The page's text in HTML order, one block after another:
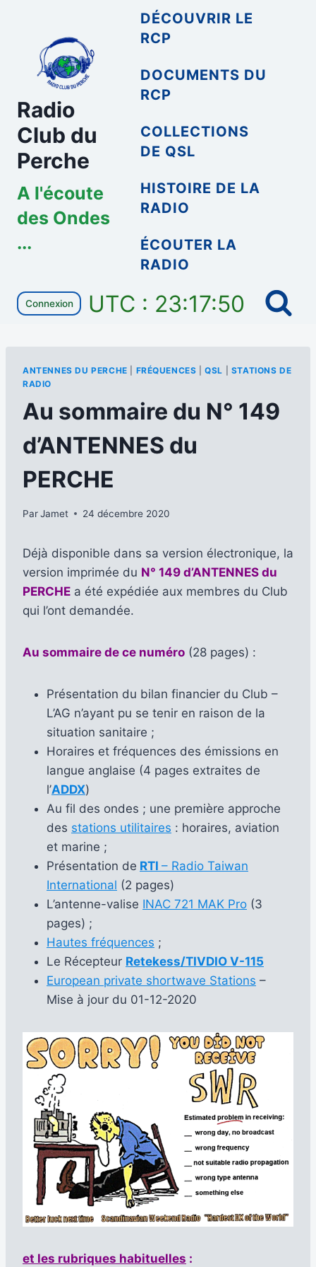
contenu
Radio
Club du
Perche
A l'écoute
des Ondes
...
DÉCOUVRIR LE
RCP
DOCUMENTS DU
RCP
COLLECTIONS
DE QSL
HISTOIRE DE LA
RADIO
ÉCOUTER LA
RADIO
Connexion UTC : 23:17:50
ANTENNES DU PERCHE FRÉQUENCES |QSL
STATIONS DE
RADIO
Au sommaire du N° 149
d’ANTENNES du
PERCHE
ParJamet 24 décembre 2020
Déjà disponible dans sa version électronique, la
version imprimée du N° 149 d’ANTENNES du
PERCHE a été expédiée aux membres du Club
qui l’ont demandée.
Au sommaire de ce numéro (28 pages) :
Présentation du bilan financier du Club –
L’AG n’ayant pu se tenir en raison de la
situation sanitaire ;
Horaires et fréquences des émissions en
langue anglaise (4 pages extraites de
l’ADDX)
Au fil des ondes ; une première approche
des stations utilitaires : horaires, aviation
et marine ;
Présentation de RTI – Radio Taiwan
International (2 pages)
L’antenne-valise INAC 721 MAK Pro (3
pages) ;
Hautes fréquences ;
Le Récepteur Retekess/TIVDIO V-115
European private shortwave Stations –
Mise à jour du 01-12-2020
et les rubriques habituelles :